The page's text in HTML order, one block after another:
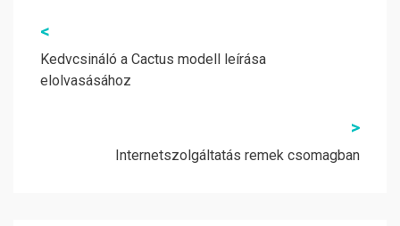
Bejegyzés
navigáció
<
Kedvcsináló a Cactus modell leírása
elolvasásához
>
Internetszolgáltatás remek csomagban